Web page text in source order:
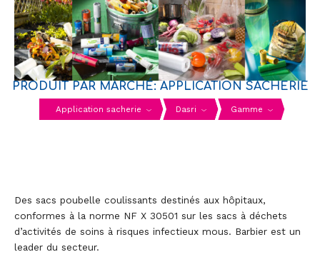
PRODUIT PAR MARCHÉ: APPLICATION SACHERIE
Application sacherie Dasri Gamme
Des sacs poubelle coulissants destinés aux hôpitaux,
conformes à la norme NF X 30501 sur les sacs à déchets
d’activités de soins à risques infectieux mous. Barbier est un
leader du secteur.